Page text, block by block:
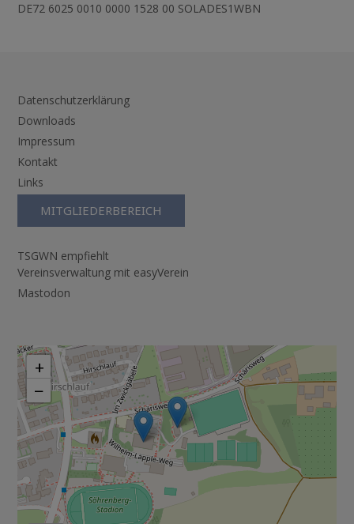
DE72 6025 0010 0000 1528 00 SOLADES1WBN
Datenschutzerklärung
Downloads
Impressum
Kontakt
Links
MITGLIEDERBEREICH
TSGWN empfiehlt
Vereinsverwaltung mit easyVerein
Mastodon
+
−